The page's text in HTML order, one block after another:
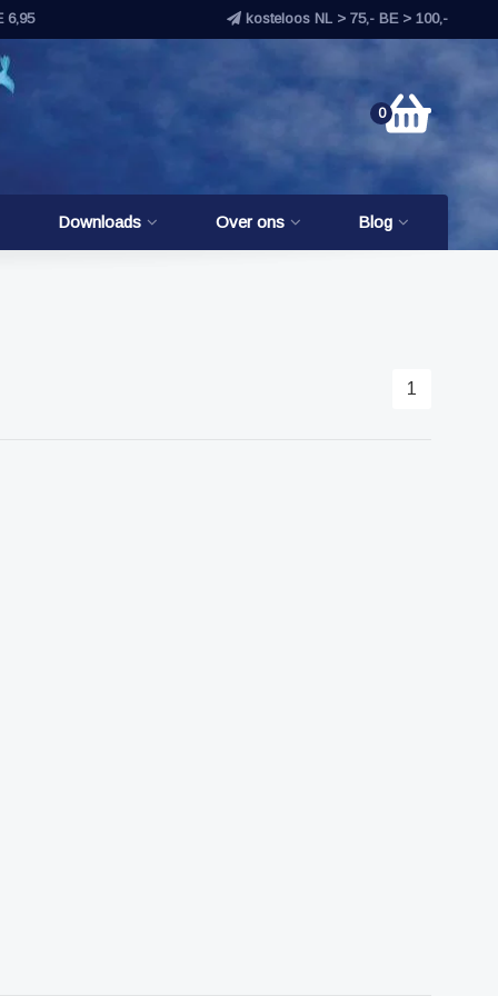
6,95 kosteloos NL > 75,- BE > 100,-
0
Downloads Over ons Blog
1